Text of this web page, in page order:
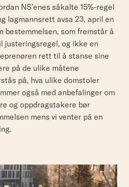
NS’enes såkalte 15%-regel
lagmannsrett avsa 23. april en
bestemmelsen, som fremstår å
justeringsregel, og ikke en
rett til å stanse sine
på de ulike måtene
på, hva ulike domstoler
også med anbefalinger om
og oppdragstakere bør
mens vi venter på en